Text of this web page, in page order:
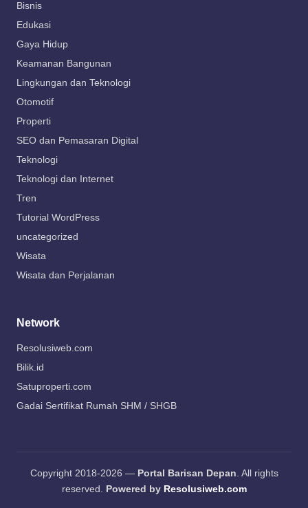
Bisnis
Edukasi
Gaya Hidup
Keamanan Bangunan
Lingkungan dan Teknologi
Otomotif
Properti
SEO dan Pemasaran Digital
Teknologi
Teknologi dan Internet
Tren
Tutorial WordPress
uncategorized
Wisata
Wisata dan Perjalanan
Network
Resolusiweb.com
Bilik.id
Satuproperti.com
Gadai Sertifikat Rumah SHM / SHGB
Copyright 2018-2026 — Portal Barisan Depan. All rights
reserved. Powered by Resolusiweb.com